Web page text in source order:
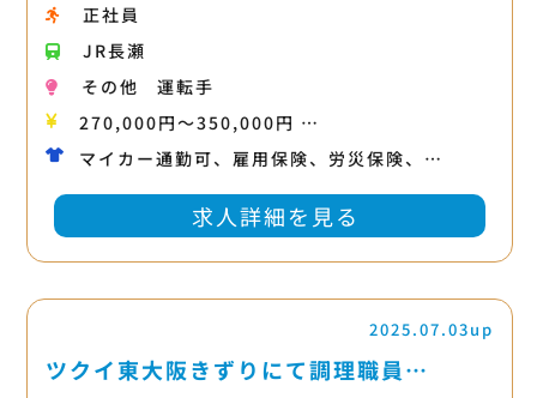
正社員
JR長瀬
その他
運転手
270,000円〜350,000円 …
マイカー通勤可、雇用保険、労災保険、…
求人詳細を見る
2025.07.03up
ツクイ東大阪きずりにて調理職員…